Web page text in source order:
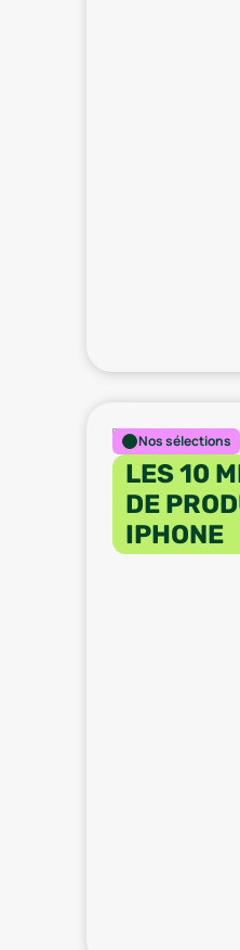
Nos sélections
LES 10
DE
IPHONE